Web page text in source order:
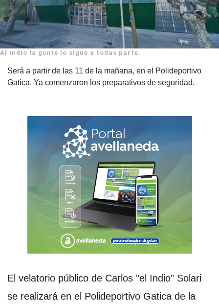
Al indio la gente lo sigue a todas parte.
Será a partir de las 11 de la mañana, en el Polideportivo
Gatica. Ya comenzaron los preparativos de seguridad.
El velatorio público de Carlos "el Indio" Solari
se realizará en el Polideportivo Gatica de la